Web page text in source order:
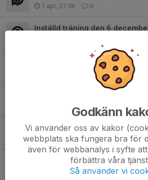
1 apr, 21:06 0
Inställd träning den 6
Innebandyskolan är igång
0
Innebandyskolan är i fullgång
27 sep 2024 0
Avslutning innebandyskolan
13 apr 2023 0
Godkänn
Vi använder oss av kakor
webbplats ska fungera bra för
även för webbanalys i syfte
förbättra våra
Så använder vi